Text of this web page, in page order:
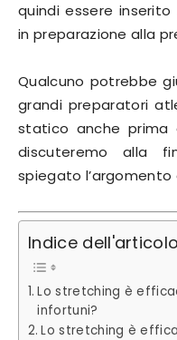
quindi essere
in preparazione alla
Qualcuno potrebbe
grandi preparatori
statico anche
discuteremo alla
spiegato
Indice dell'articolo
Lo stretching è
infortuni?
Lo stretching è